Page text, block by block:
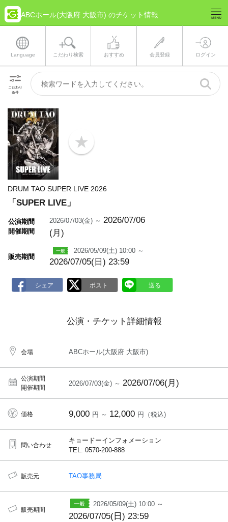
ABCホール(大阪府 大阪市) のチケット情報
Language こだわり検索 おすすめ 会員登録 ログイン
こだわり
条件
b
o
r
DRUM TAO SUPER LIVE 2026
「SUPER LIVE」
公演期間
開催期間
2026/07/03(金) ～ 2026/07/06
(月)
販売期間
2026/05/09(土) 10:00 ～
2026/07/05(日) 23:59
公演・チケット詳細情報
会場 ABCホール(大阪府 大阪市)
公演期間
開催期間
2026/07/03(金) ～ 2026/07/06(月)
価格 9,000 円 ～ 12,000 円（税込)
問い合わせ
キョードーインフォメーション
TEL: 0570-200-888
販売元 TAO事務局
販売期間
2026/05/09(土) 10:00 ～
2026/07/05(日) 23:59